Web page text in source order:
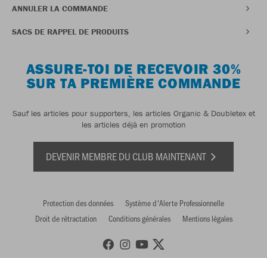
ANNULER LA COMMANDE
SACS DE RAPPEL DE PRODUITS
ASSURE-TOI DE RECEVOIR 30%
SUR TA PREMIÈRE COMMANDE
Sauf les articles pour supporters, les articles Organic & Doubletex et
les articles déjà en promotion
DEVENIR MEMBRE DU CLUB MAINTENANT
Protection des données
Système d'Alerte Professionnelle
Droit de rétractation
Conditions générales Mentions légales